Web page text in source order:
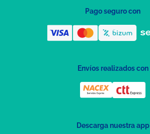
Pago seguro con
Envíos realizados con
Descarga nuestra app